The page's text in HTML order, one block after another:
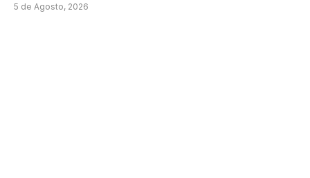
5 de Agosto, 2026